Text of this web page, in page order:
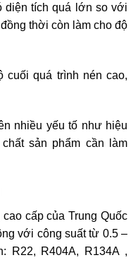
diện tích quá lớn so với
thời còn làm cho độ
cuối quá trình nén cao,
nhiều yếu tố như hiệu
sản phẩm cần làm
cao cấp của Trung Quốc
với công suất từ 0.5 –
R22, R404A, R134A ,